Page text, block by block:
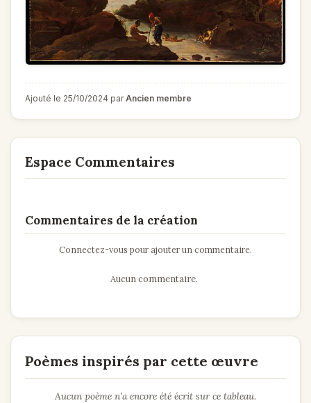
Ajouté le 25/10/2024 parAncien membre
Espace Commentaires
Commentaires de la création
Connectez-vous pour ajouter un commentaire.
Aucun commentaire.
Poèmes inspirés par cette œuvre
Aucun poème n'a encore été écrit sur ce tableau.